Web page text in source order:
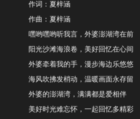
作词：夏梓涵
作曲：夏梓涵
嘿哟嘿哟听我言，外婆澎湖湾在前
阳光沙滩海浪卷，美好回忆在心间
外婆牵着我的手，漫步海边乐悠悠
海风吹拂发梢动，温暖画面永存留
外婆的澎湖湾，满满都是爱相伴
美好时光难忘怀，一起回忆多精彩